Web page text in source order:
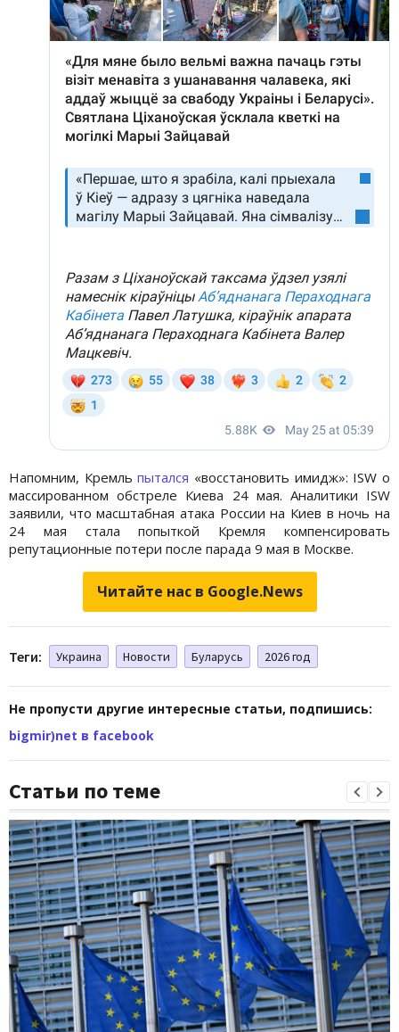
Напомним, Кремльпытался «восстановить имидж»: ISW о
массированном обстреле Киева 24 мая. Аналитики ISW
заявили, что масштабная атака России на Киев в ночь на
24 мая стала попыткой Кремля компенсировать
репутационные потери после парада 9 мая в Москве.
Читайте нас в Google.News
Теги: Украина Новости Буларусь 2026 год
Не пропусти другие интересные статьи, подпишись:
bigmir)net в facebook
Статьи по теме